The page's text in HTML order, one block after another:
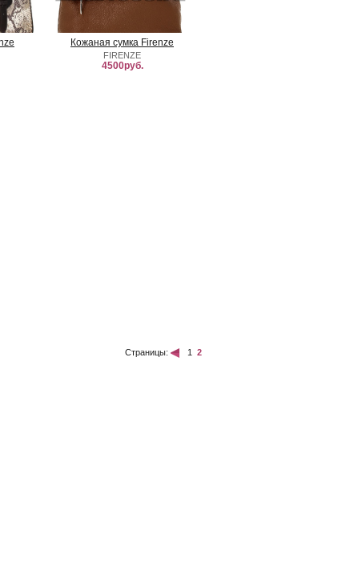
Кожаная сумка Firenze
FIRENZE
4500руб.
Страницы: 1 2